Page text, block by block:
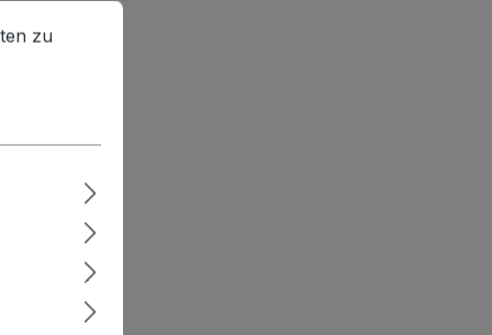
zu können.
Mehr Informationen ...
zu